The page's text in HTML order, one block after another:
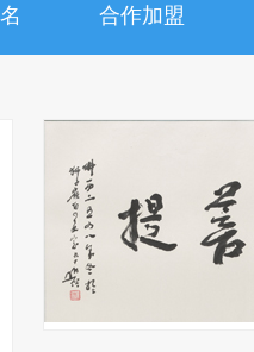
合作加盟